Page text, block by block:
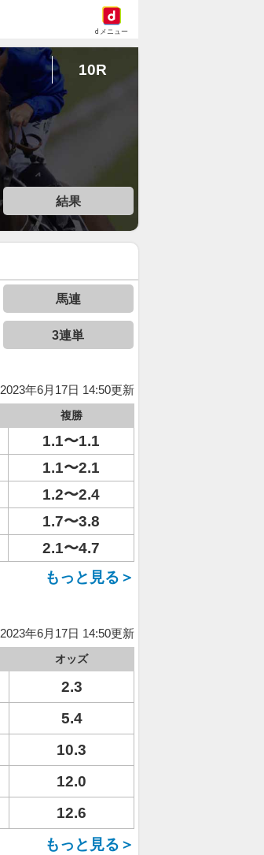
dメニュー
10R
結果
馬連
3連単
2023年6月17日 14:50更新
複勝
1.1〜1.1
1.1〜2.1
1.2〜2.4
1.7〜3.8
2.1〜4.7
もっと見る＞
2023年6月17日 14:50更新
オッズ
2.3
5.4
10.3
12.0
12.6
もっと見る＞